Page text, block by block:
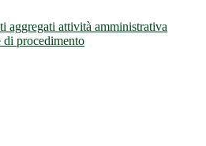
aggregati attività amministrativa
procedimento